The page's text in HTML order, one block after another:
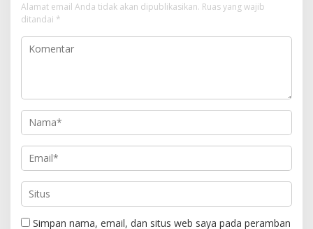
Alamat email Anda tidak akan dipublikasikan. Ruas yang wajib
ditandai *
Simpan nama, email, dan situs web saya pada peramban